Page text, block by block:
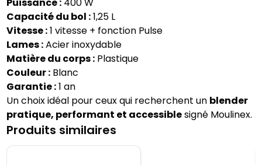
Capacité du bol :1,25 L
Vitesse :1 vitesse + fonction Pulse
Lames :Acier inoxydable
Matière du corps : Plastique
Couleur : Blanc
Garantie :1 an
Un choix idéal pour ceux qui recherchent un blender
pratique, performant et accessiblesigné Moulinex.
Produits similaires